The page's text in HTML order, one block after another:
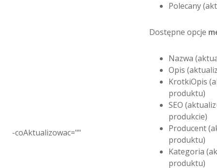
-coAktualizowac=""
Polecany
Dostępne opcje
Nazwa
Opis
KrotkiOpis
produktu)
SEO
produkcie)
Producent
produktu)
Kategoria
produktu)